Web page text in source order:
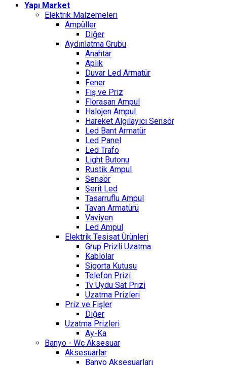
Yapı Market
Elektrik Malzemeleri
Ampüller
Diğer
Aydınlatma Grubu
Anahtar
Aplik
Duvar Led Armatür
Fener
Fiş ve Priz
Florasan Ampul
Halojen Ampul
Hareket Algılayıcı Sensör
Led Bant Armatür
Led Panel
Led Trafo
Light Butonu
Rustik Ampul
Sensör
Şerit Led
Tasarruflu Ampul
Tavan Armatürü
Vaviyen
Led Ampul
Elektrik Tesisat Ürünleri
Grup Prizli Uzatma
Kablolar
Sigorta Kutusu
Telefon Prizi
Tv Uydu Sat Prizi
Uzatma Prizleri
Priz ve Fişler
Diğer
Uzatma Prizleri
Ay-Ka
Banyo - Wc Aksesuar
Aksesuarlar
Banyo Aksesuarları